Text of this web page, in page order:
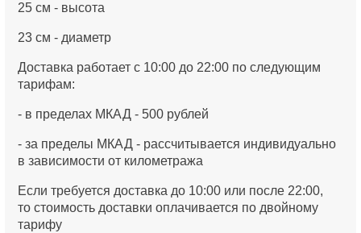
25 см - высота
23 см - диаметр
Доставка работает с 10:00 до 22:00 по следующим
тарифам:
- в пределах МКАД - 500 рублей
- за пределы МКАД - рассчитывается индивидуально
в зависимости от километража
Если требуется доставка до 10:00 или после 22:00,
то стоимость доставки оплачивается по двойному
тарифу